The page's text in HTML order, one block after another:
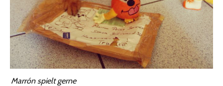
Marrón spielt gerne